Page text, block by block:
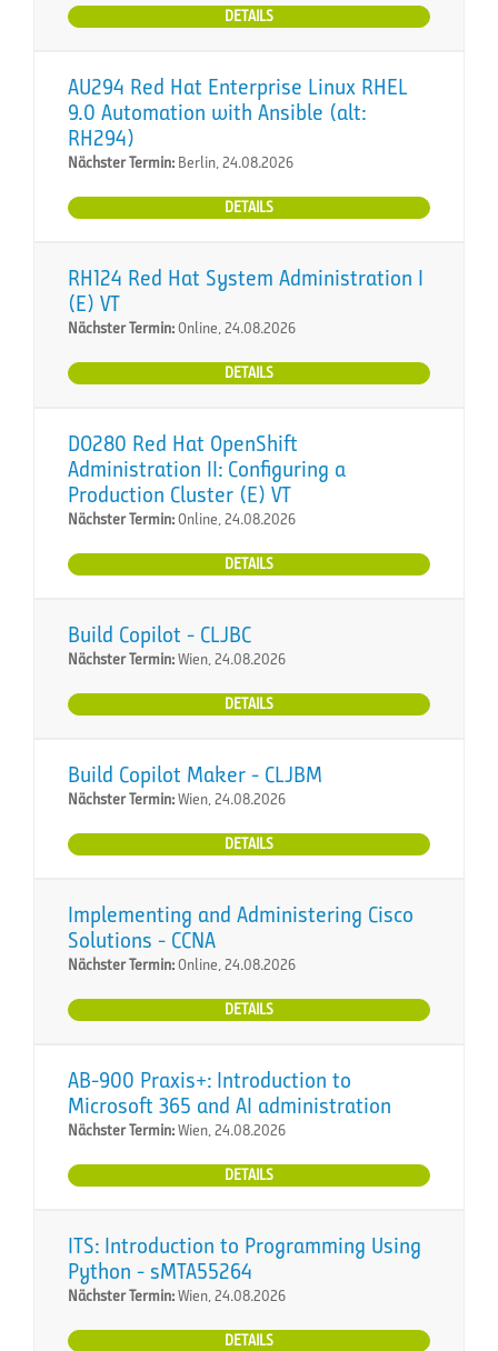
DETAILS
AU294 Red Hat Enterprise Linux RHEL
9.0 Automation with Ansible (alt:
RH294)
Nächster Termin: Berlin, 24.08.2026
DETAILS
RH124 Red Hat System Administration I
(E) VT
Nächster Termin:Online, 24.08.2026
DETAILS
DO280 Red Hat OpenShift
Administration II: Configuring a
Production Cluster (E) VT
Nächster Termin:Online, 24.08.2026
DETAILS
Build Copilot - CLJBC
Nächster Termin:Wien, 24.08.2026
DETAILS
Build Copilot Maker - CLJBM
Nächster Termin:Wien, 24.08.2026
DETAILS
Implementing and Administering Cisco
Solutions - CCNA
Nächster Termin:Online, 24.08.2026
DETAILS
AB-900 Praxis+: Introduction to
Microsoft 365 and AI administration
Nächster Termin:Wien, 24.08.2026
DETAILS
ITS: Introduction to Programming Using
Python - sMTA55264
Nächster Termin:Wien, 24.08.2026
DETAILS